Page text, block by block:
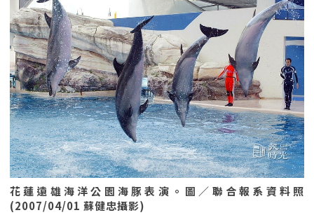
花蓮遠雄海洋公園海豚表演。圖／聯合報系資料照
(2007/04/01 蘇健忠攝影)